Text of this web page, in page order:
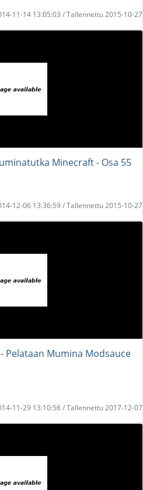
11-14 13:05:03 / Tallennettu 2015-10-27
Minecraft - Osa 55
12-06 13:36:59 / Tallennettu 2015-10-27
Pelataan Mumina Modsauce
11-29 13:10:56 / Tallennettu 2017-12-07